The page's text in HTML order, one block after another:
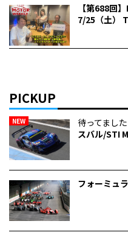
【第688回
7/25（土）
PICKUP
NEW
待ってました
スバル/STI
フォーミュ